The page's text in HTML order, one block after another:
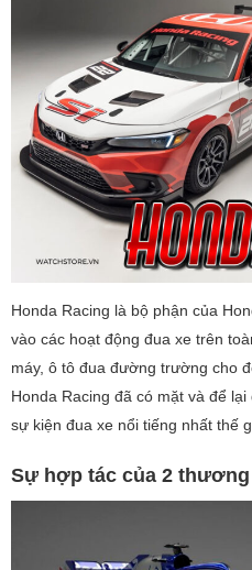
Honda Racing là bộ phận của
vào các hoạt động đua xe trên
máy, ô tô đua đường trường cho
Honda Racing đã có mặt và để
sự kiện đua xe nổi tiếng nhất thế
Sự hợp tác của 2